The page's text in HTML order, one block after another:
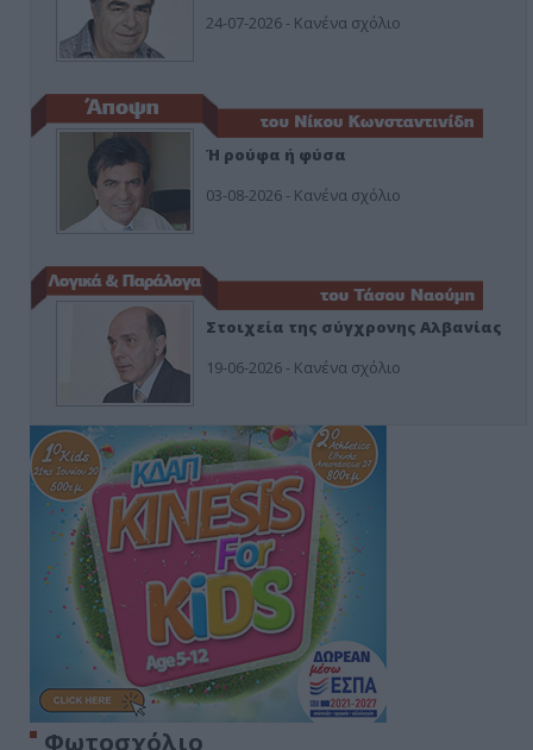
24-07-2026 - Κανένα σχόλιο
Ή ρούφα ή φύσα
03-08-2026 - Κανένα σχόλιο
Στοιχεία της σύγχρονης Αλβανίας
19-06-2026 - Κανένα σχόλιο
Φωτοσχόλιο